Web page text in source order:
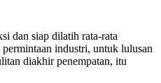
dan siap dilatih rata-rata
industri, untuk lulusan
diakhir penempatan, itu